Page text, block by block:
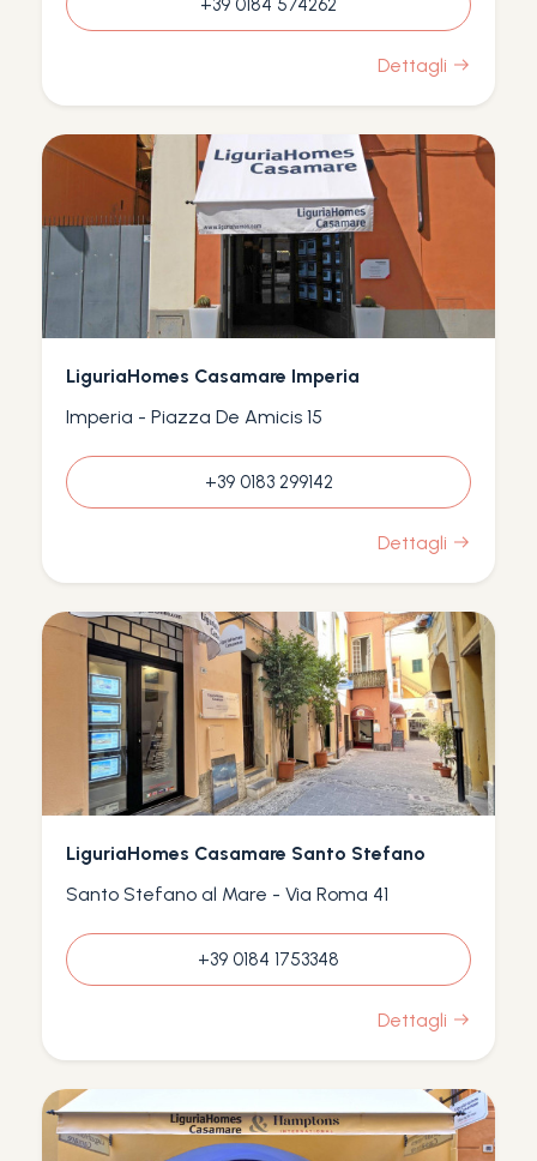
+39 0184 574262
Dettagli
LiguriaHomes Casamare Imperia
Imperia - Piazza De Amicis 15
+39 0183 299142
Dettagli
LiguriaHomes Casamare Santo Stefano
Santo Stefano al Mare - Via Roma 41
+39 0184 1753348
Dettagli